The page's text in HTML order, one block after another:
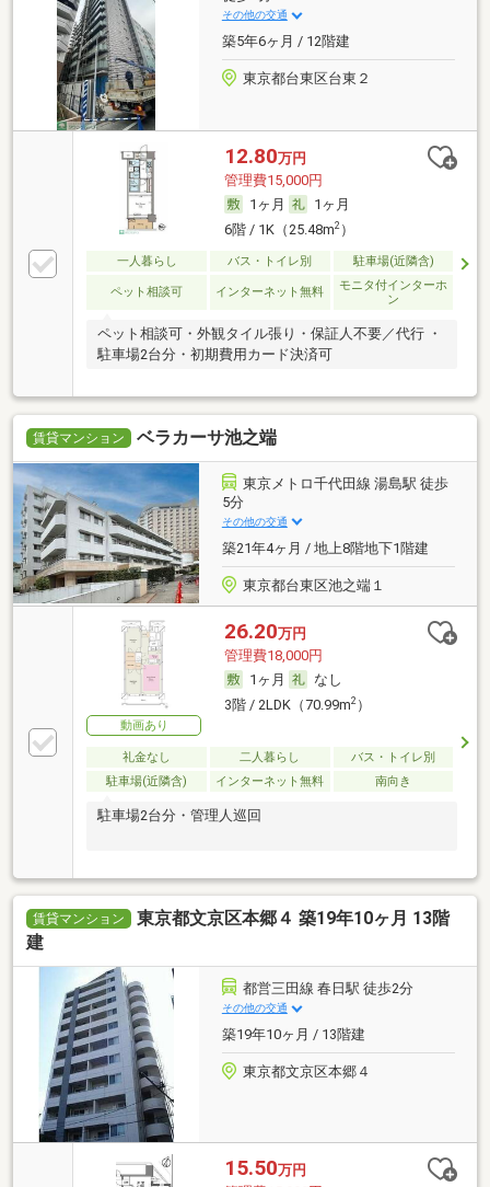
その他の交通
築5年6ヶ月 / 12階建
東京都台東区台東２
12.80万円
管理費15,000円
1ヶ月
1ヶ月
6階 / 1K（25.48m2）
一人暮らし バス・トイレ別 駐車場(近隣含)
ペット相談可 インターネット無料
モニタ付インターホ
ン
ペット相談可・外観タイル張り・保証人不要／代行 ・
駐車場2台分・初期費用カード決済可
賃貸マンション ベラカーサ池之端
東京メトロ千代田線 湯島駅 徒歩
5分
その他の交通
築21年4ヶ月 / 地上8階地下1階建
東京都台東区池之端１
動画あり
26.20万円
管理費18,000円
1ヶ月
なし
3階 / 2LDK（70.99m2）
礼金なし 二人暮らし
バス・トイレ別
駐車場(近隣含)
インターネット無料 南向き
駐車場2台分・管理人巡回
賃貸マンション
東京都文京区本郷４ 築19年10ヶ月 13階
建
都営三田線 春日駅 徒歩2分
その他の交通
築19年10ヶ月 / 13階建
東京都文京区本郷４
15.50万円